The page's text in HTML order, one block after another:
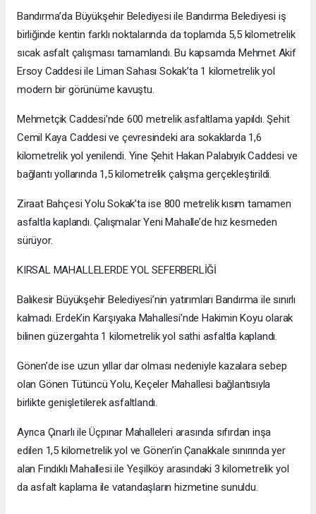
Bandırma’da Büyükşehir Belediyesi ile Bandırma Belediyesi iş
birliğinde kentin farklı noktalarında da toplamda 5,5 kilometrelik
sıcak asfalt çalışması tamamlandı. Bu kapsamda Mehmet Akif
Ersoy Caddesi ile Liman Sahası Sokak’ta 1 kilometrelik yol
modern bir görünüme kavuştu.
Mehmetçik Caddesi’nde 600 metrelik asfaltlama yapıldı. Şehit
Cemil Kaya Caddesi ve çevresindeki ara sokaklarda 1,6
kilometrelik yol yenilendi. Yine Şehit Hakan Palabıyık Caddesi ve
bağlantı yollarında 1,5 kilometrelik çalışma gerçekleştirildi.
Ziraat Bahçesi Yolu Sokak’ta ise 800 metrelik kısım tamamen
asfaltla kaplandı. Çalışmalar Yeni Mahalle’de hız kesmeden
sürüyor.
KIRSAL MAHALLELERDE YOL SEFERBERLİĞİ
Balıkesir Büyükşehir Belediyesi’nin yatırımları Bandırma ile sınırlı
kalmadı. Erdek’in Karşıyaka Mahallesi’nde Hakimin Koyu olarak
bilinen güzergahta 1 kilometrelik yol sathi asfaltla kaplandı.
Gönen’de ise uzun yıllar dar olması nedeniyle kazalara sebep
olan Gönen Tütüncü Yolu, Keçeler Mahallesi bağlantısıyla
birlikte genişletilerek asfaltlandı.
Ayrıca Çınarlı ile Üçpınar Mahalleleri arasında sıfırdan inşa
edilen 1,5 kilometrelik yol ve Gönen’in Çanakkale sınırında yer
alan Fındıklı Mahallesi ile Yeşilköy arasındaki 3 kilometrelik yol
da asfalt kaplama ile vatandaşların hizmetine sunuldu.